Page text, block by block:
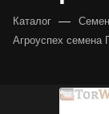
Каталог —
Агроуспех семена